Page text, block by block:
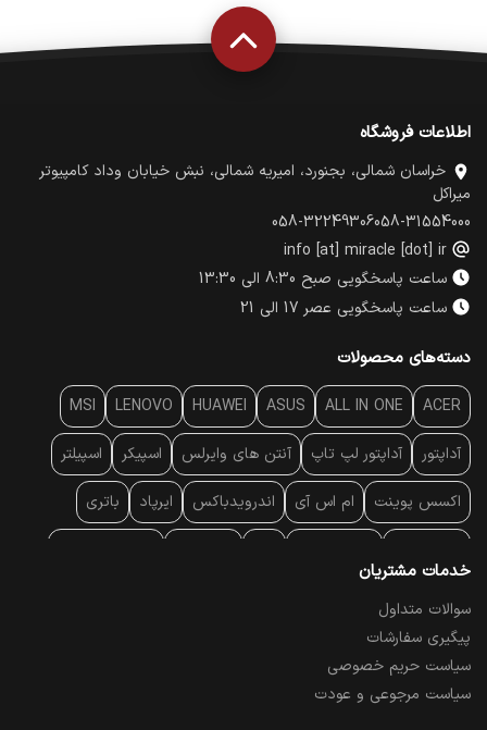
اطلاعات فروشگاه
خراسان شمالی، بجنورد، امیریه شمالی، نبش خیابان وداد کامپیوتر
میراکل
058-31554000
058-32249306
info [at] miracle [dot] ir
ساعت پاسخگویی صبح 8:30 الی 13:30
ساعت پاسخگویی عصر 17 الی 21
دسته‌های محصولات
ACER
ALL IN ONE
ASUS
HUAWEI
LENOVO
MSI
آداپتور آداپتور لپ تاپ آنتن‌ های وایرلس اسپیکر اسپیلتر
اکسس پوینت ام اس آی اندرویدباکس ایرپاد باتری
پایه سقفی
پرده نمایش
تبلت و موبایل تجهیزات پسیو شبکه
خدمات مشتریان
سوالات متداول
پیگیری سفارشات
سیاست حریم خصوصی
سیاست مرجوعی و عودت